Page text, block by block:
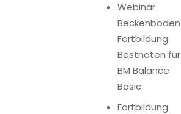
Webinar
Beckenboden
Fortbildung:
Bestnoten für
BM Balance
Basic
Fortbildung